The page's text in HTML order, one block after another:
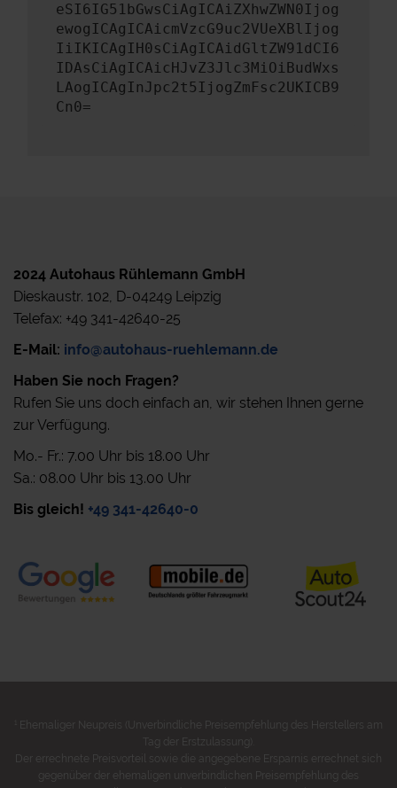
eSI6IG51bGwsCiAgICAiZXhwZWN0Ijog
ewogICAgICAicmVzcG9uc2VUeXBlIjog
IiIKICAgIH0sCiAgICAidGltZW91dCI6
IDAsCiAgICAicHJvZ3Jlc3MiOiBudWxs
LAogICAgInJpc2t5IjogZmFsc2UKICB9
Cn0=
2024 Autohaus Rühlemann GmbH
Dieskaustr. 102, D-04249 Leipzig
Telefax: +49 341-42640-25
E-Mail: info@autohaus-ruehlemann.de
Haben Sie noch Fragen?
Rufen Sie uns doch einfach an, wir stehen Ihnen gerne
zur Verfügung.
Mo.- Fr.: 7.00 Uhr bis 18.00 Uhr
Sa.: 08.00 Uhr bis 13.00 Uhr
Bis gleich! +49 341-42640-0
Ehemaliger Neupreis (Unverbindliche Preisempfehlung des Herstellers am
Tag der Erstzulassung).
Der errechnete Preisvorteil sowie die angegebene Ersparnis errechnet sich
gegenüber der ehemaligen unverbindlichen Preisempfehlung des